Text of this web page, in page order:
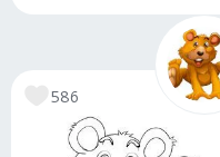
586